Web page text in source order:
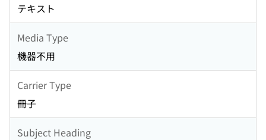
テキスト
Media Type
機器不用
Carrier Type
冊子
Subject Heading